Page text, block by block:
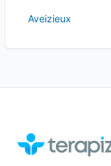
Aveizieux